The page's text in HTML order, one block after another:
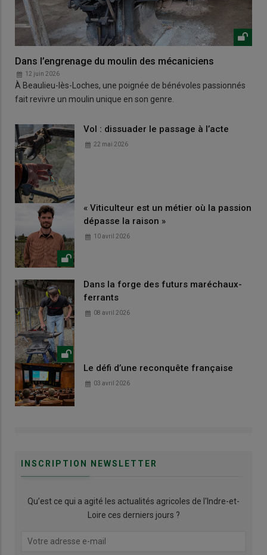
Dans l’engrenage du moulin des mécaniciens
12 juin 2026
À Beaulieu-lès-Loches, une poignée de bénévoles passionnés
fait revivre un moulin unique en son genre.
Vol : dissuader le passage à l’acte
22 mai 2026
« Viticulteur est un métier où la passion
dépasse la raison »
10 avril 2026
Dans la forge des futurs maréchaux-
ferrants
08 avril 2026
Le défi d’une reconquête française
03 avril 2026
INSCRIPTION NEWSLETTER
Qu’est ce qui a agité les actualités agricoles de l'Indre-et-
Loire ces derniers jours ?